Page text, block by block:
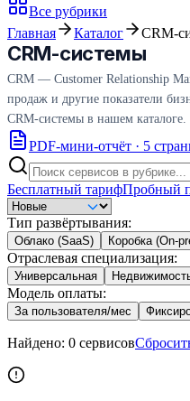
Все рубрики
Главная
Каталог CRM-
CRM-системы
CRM — Customer Relationship
продаж и другие показатели
CRM-системы в нашем каталоге.
PDF-мини-отчёт · 5
Бесплатный тарифПробный
Тип развёртывания:
Облако (SaaS) Коробка (On-
Отраслевая специализация:
Универсальная
Модель оплаты:
За пользователя/мес
Найдено: 0 сервисов